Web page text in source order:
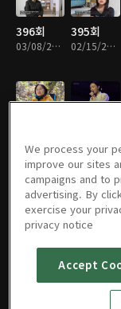
396회
03/08/2026 • 49분
395회
02/15/2026 • 48분
384회
10/18/2025 • 48분
383회
We process your
improve our sites
campaigns and to
advertising. By
exercise your
privacy notice
Accept